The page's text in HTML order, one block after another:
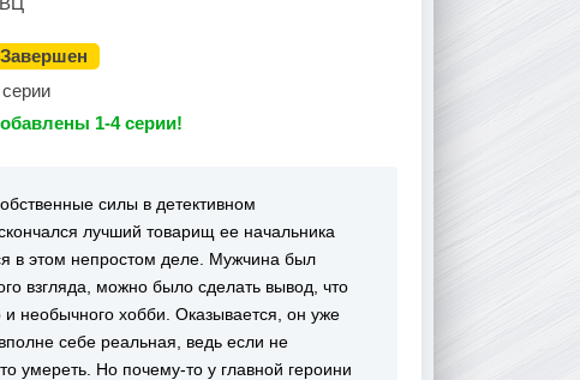
Завершен
1-4 серии!
силы в детективном
лучший товарищ ее начальника
в этом непростом деле. Мужчина был
взгляда, можно было сделать вывод, что
и необычного хобби. Оказывается, он уже
себе реальная, ведь если не
умереть. Но почему-то у главной героини